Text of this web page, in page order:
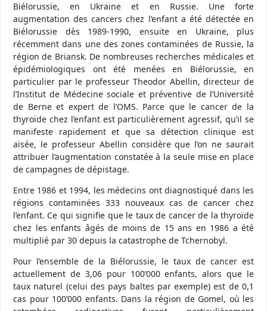
Biélorussie, en Ukraine et en Russie. Une forte
augmentation des cancers chez l’enfant a été détectée en
Biélorussie dès 1989-1990, ensuite en Ukraine, plus
récemment dans une des zones contaminées de Russie, la
région de Briansk. De nombreuses recherches médicales et
épidémiologiques ont été menées en Biélorussie, en
particulier par le professeur Theodor Abellin, directeur de
l’Institut de Médecine sociale et préventive de l’Université
de Berne et expert de l’OMS. Parce que le cancer de la
thyroïde chez l’enfant est particulièrement agressif, qu’il se
manifeste rapidement et que sa détection clinique est
aisée, le professeur Abellin considère que l’on ne saurait
attribuer l’augmentation constatée à la seule mise en place
de campagnes de dépistage.
Entre 1986 et 1994, les médecins ont diagnostiqué dans les
régions contaminées 333 nouveaux cas de cancer chez
l’enfant. Ce qui signifie que le taux de cancer de la thyroïde
chez les enfants âgés de moins de 15 ans en 1986 a été
multiplié par 30 depuis la catastrophe de Tchernobyl.
Pour l’ensemble de la Biélorussie, le taux de cancer est
actuellement de 3,06 pour 100’000 enfants, alors que le
taux naturel (celui des pays baltes par exemple) est de 0,1
cas pour 100’000 enfants. Dans la région de Gomel, où les